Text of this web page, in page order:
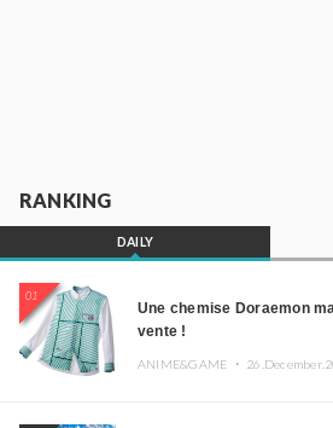
RANKING
DAILY
01
Une chemise Doraemon
vente !
ANIME&GAME ・